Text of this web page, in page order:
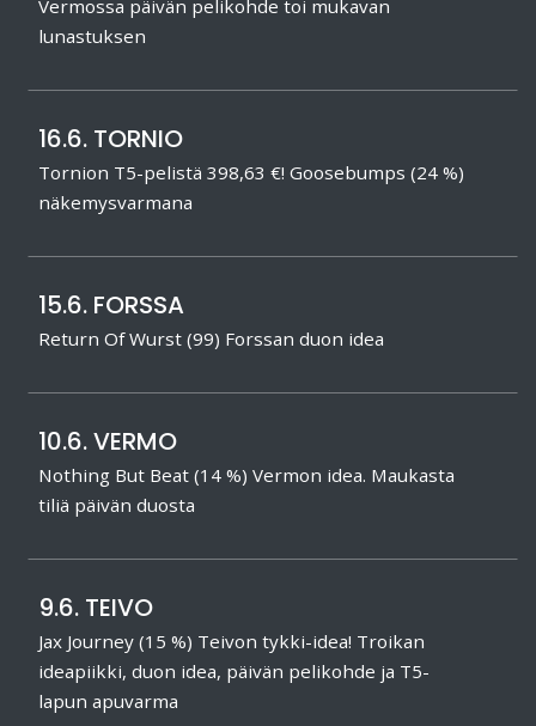
Vermossa päivän pelikohde toi mukavan
lunastuksen
16.6. TORNIO
Tornion T5-pelistä 398,63 €! Goosebumps (24 %)
näkemysvarmana
15.6. FORSSA
Return Of Wurst (99) Forssan duon idea
10.6. VERMO
Nothing But Beat (14 %) Vermon idea. Maukasta
tiliä päivän duosta
9.6. TEIVO
Jax Journey (15 %) Teivon tykki-idea! Troikan
ideapiikki, duon idea, päivän pelikohde ja T5-
lapun apuvarma